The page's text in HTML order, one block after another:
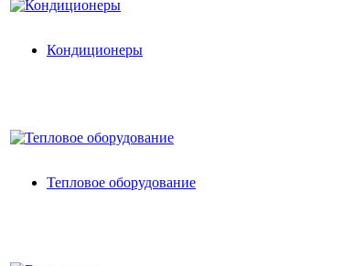
Кондиционеры
Тепловое оборудование